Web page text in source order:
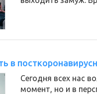
в
Сегодня всех нас
момент, но и в